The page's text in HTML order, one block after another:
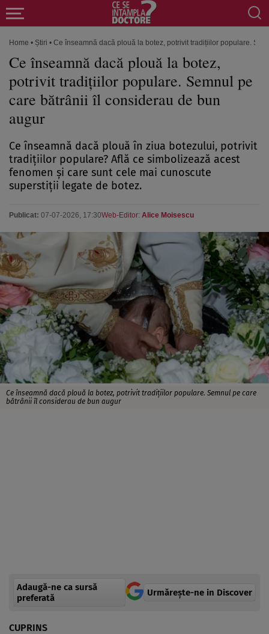
Home • Știri • Ce înseamnă dacă plouă la botez, potrivit tradițiilor populare.
Ce înseamnă dacă plouă la botez,
potrivit tradițiilor populare. Semnul pe
care bătrânii îl considerau de bun
augur
Ce înseamnă dacă plouă în ziua botezului, potrivit
tradițiilor populare? Află ce simbolizează acest
fenomen și care sunt cele mai cunoscute
superstiții legate de botez.
Publicat: 07-07-2026, 17:30Web-Editor: Alice Moisescu
Ce înseamnă dacă plouă la botez, potrivit tradițiilor populare. Semnul pe care
bătrânii îl considerau de bun augur
Adaugă-ne ca sursă
preferată
Urmărește-ne in Discover
CUPRINS